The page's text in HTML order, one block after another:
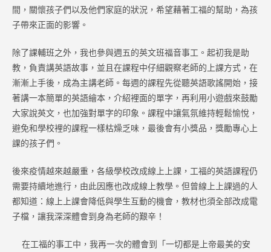
間，關懷孩子們以及他們家庭的狀況，希望藉著工福的幫助，為孩
子帶來正面的影響。
除了課輔班之外，我也參與週五的英文班福音事工。起初我是助
教，負責講英語故事，並且在課程中仔細觀察老師的上課方式，在
漸漸上手後，成為主講老師。每週的課程先從聽英語歌謠開始，接
著講一本簡單的英語繪本，介紹裡面的單字，再利用小遊戲來鼓勵
大家說英文，也加強對單字的印象。課程中讓氣氛維持輕鬆愉悅，
避免和學校裡的課程一樣枯燥乏味，最後會有小獎品，獎勵專心上
課的孩子們。
後來疫情越來越嚴重，各級學校改成線上上課，工福的英語課程仍
需要持續地進行，由此因應也改成線上教學。但曾線上上課過的人
都知道：線上上課會降低與學生互動的機會，教材也須全部改成電
子檔，讓我深深體會到身為老師的艱辛！
在工福的事工中，我再一次的體會到「一切都是上帝最美的安